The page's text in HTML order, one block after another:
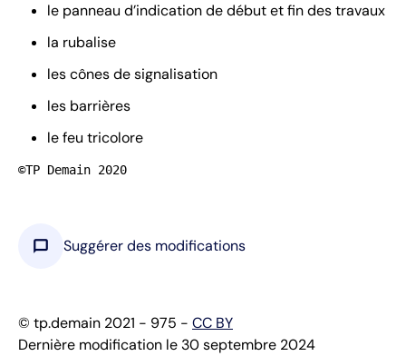
le panneau d’indication de début et fin des travaux
la rubalise
les cônes de signalisation
les barrières
le feu tricolore
©TP Demain 2020
chat_bubble Suggérer des modifications
© tp.demain 2021 - 975 - CC BY
Dernière modification le 30 septembre 2024